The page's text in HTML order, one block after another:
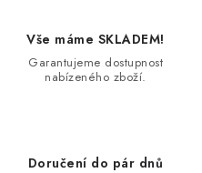
Vše máme SKLADEM!
Garantujeme dostupnost
nabízeného zboží.
Doručení do pár dnů